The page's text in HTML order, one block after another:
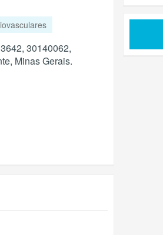
30140062,
Minas Gerais.